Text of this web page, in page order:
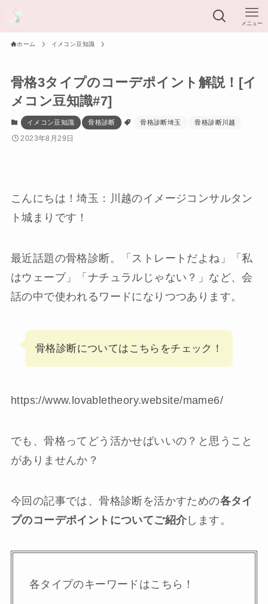
メニュー
ホーム イメコン豆知識
骨格3タイプのコーデポイント解説！[イ
メコン豆知識#7]
イメコン豆知識 骨格診断 骨格診断埼玉 骨格診断川越
2023年8月29日
こんにちは！埼玉：川越のイメージコンサルタン
ト城まりです！
最近話題の骨格診断。「ストレートだよね」「私
はウェーブ」「ナチュラルじゃない？」など、会
話の中で使われるワードになりつつあります。
骨格診断についてはこちらをチェック！
https://www.lovabletheory.website/mame6/
でも、骨格ってどう活かせばいいの？と思うこと
がありませんか？
今回の記事では、骨格診断を活かすための各タイ
プのコーデポイントについてご紹介します。
各タイプのキーワードはこちら！